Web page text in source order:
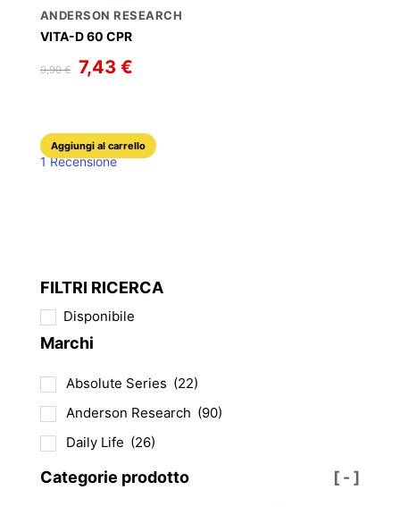
ANDERSON RESEARCH
VITA-D 60 CPR
9,90€
Il
prezzo
7,43 €Il
prezzo
1 Recensione
Aggiungi al carrello
FILTRI RICERCA
Disponibile
Marchi
Absolute Series (22)
Anderson Research (90)
Daily Life (26)
Categorie prodotto [ - ]